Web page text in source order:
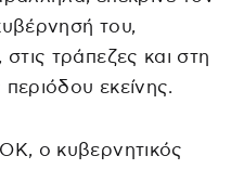
του,
τράπεζες και στη
εκείνης.
ο κυβερνητικός